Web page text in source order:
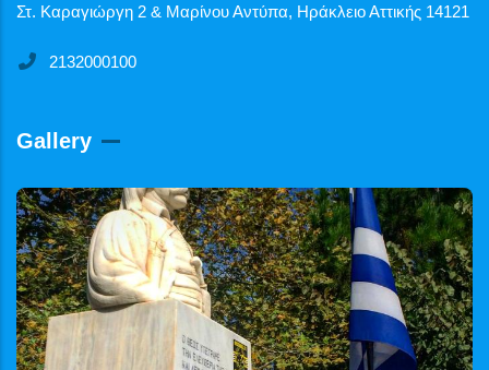
Στ. Καραγιώργη 2 & Μαρίνου Αντύπα, Ηράκλειο Αττικής 14121
2132000100
Gallery